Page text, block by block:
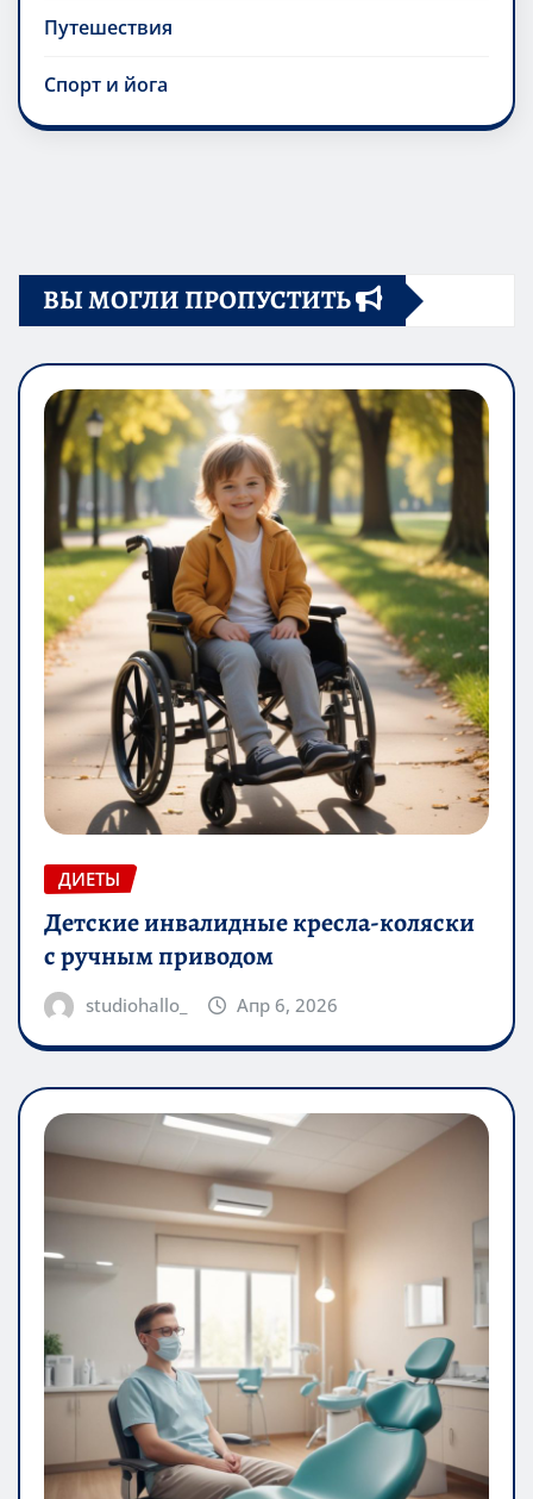
Путешествия
Спорт и йога
ВЫ МОГЛИ ПРОПУСТИТЬ
ДИЕТЫ
Детские инвалидные кресла-коляски
с ручным приводом
studiohallo_ Апр 6, 2026